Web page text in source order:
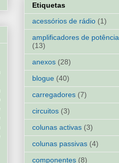
Etiquetas
acessórios de rádio (1)
amplificadores de potência
(13)
anexos (28)
blogue (40)
carregadores (7)
circuitos (3)
colunas activas (3)
colunas passivas (4)
componentes (8)